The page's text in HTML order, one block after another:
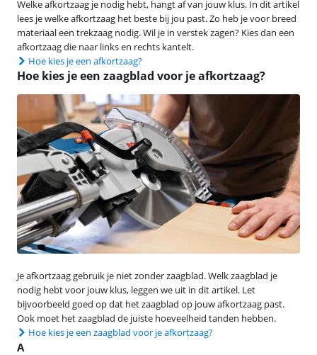
Welke afkortzaag je nodig hebt, hangt af van jouw klus. In dit artikel
lees je welke afkortzaag het beste bij jou past. Zo heb je voor breed
materiaal een trekzaag nodig. Wil je in verstek zagen? Kies dan een
afkortzaag die naar links en rechts kantelt.
Hoe kies je een afkortzaag?
Hoe kies je een zaagblad voor je afkortzaag?
Je afkortzaag gebruik je niet zonder zaagblad. Welk zaagblad je
nodig hebt voor jouw klus, leggen we uit in dit artikel. Let
bijvoorbeeld goed op dat het zaagblad op jouw afkortzaag past.
Ook moet het zaagblad de juiste hoeveelheid tanden hebben.
Hoe kies je een zaagblad voor je afkortzaag?
A